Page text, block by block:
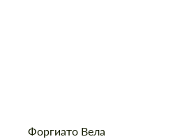
Форгиато Велаперсональных данных
персональных данных